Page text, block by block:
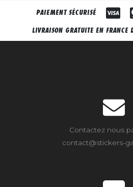
PAIEMENT SÉCURISÉ
LIVRAISON GRATUITE EN FRANCE
Contactez nous
contact@stickers-